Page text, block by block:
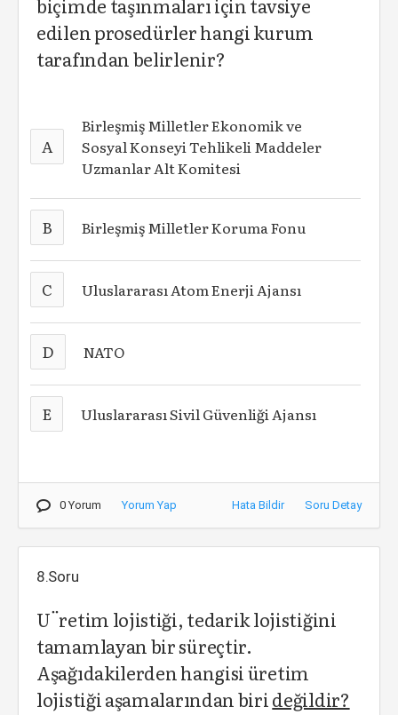
biçimde taşınmaları için tavsiye
edilen prosedürler hangi kurum
tarafından belirlenir?
A
Birleşmiş Milletler Ekonomik ve
Sosyal Konseyi Tehlikeli Maddeler
Uzmanlar Alt Komitesi
B Birleşmiş Milletler Koruma Fonu
C Uluslararası Atom Enerji Ajansı
D NATO
E Uluslararası Sivil Güvenliği Ajansı
0 Yorum Yorum Yap Hata Bildir Soru Detay
8.Soru
U¨retim lojistiği, tedarik lojistiğini
tamamlayan bir süreçtir.
Aşağıdakilerden hangisi üretim
lojistiği aşamalarından birideğildir?